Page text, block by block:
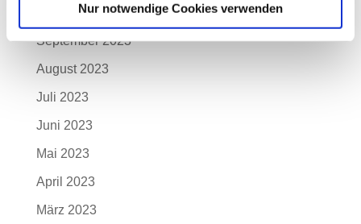
Nur notwendige Cookies verwenden
Oktober 2023
September 2023
August 2023
Juli 2023
Juni 2023
Mai 2023
April 2023
März 2023